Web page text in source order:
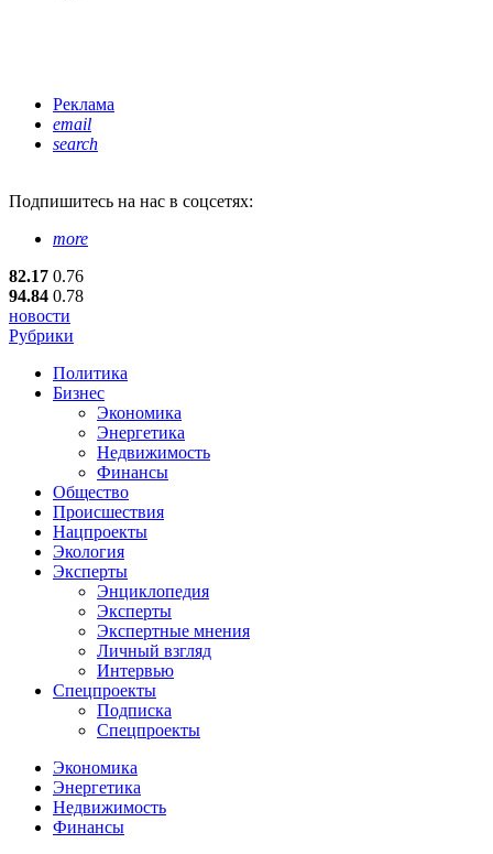
Реклама
email
search
Подпишитесь на нас в соцсетях:
more
82.17 0.76
94.84 0.78
новости
Рубрики
Политика
Бизнес
Экономика
Энергетика
Недвижимость
Финансы
Общество
Происшествия
Нацпроекты
Экология
Эксперты
Энциклопедия
Эксперты
Экспертные мнения
Личный взгляд
Интервью
Спецпроекты
Подписка
Спецпроекты
Экономика
Энергетика
Недвижимость
Финансы